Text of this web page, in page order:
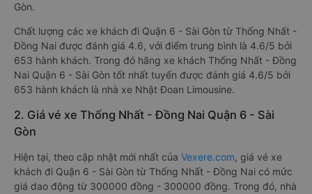
Gòn.
Chất lượng các xe khách đi Quận 6 - Sài Gòn từ Thống Nhất -
Đồng Nai được đánh giá 4.6, với điểm trung bình là 4.6/5 bởi
653 hành khách. Trong đó hãng xe khách Thống Nhất - Đồng
Nai Quận 6 - Sài Gòn tốt nhất tuyến được đánh giá 4.6/5 bởi
653 hành khách là nhà xe Nhật Đoan Limousine.
2. Giá vé xe Thống Nhất - Đồng Nai Quận 6 - Sài
Gòn
Hiện tại, theo cập nhật mới nhất của Vexere.com, giá vé xe
khách đi Quận 6 - Sài Gòn từ Thống Nhất - Đồng Nai có mức
giá dao động từ 300000 đồng - 300000 đồng. Trong đó, nhà